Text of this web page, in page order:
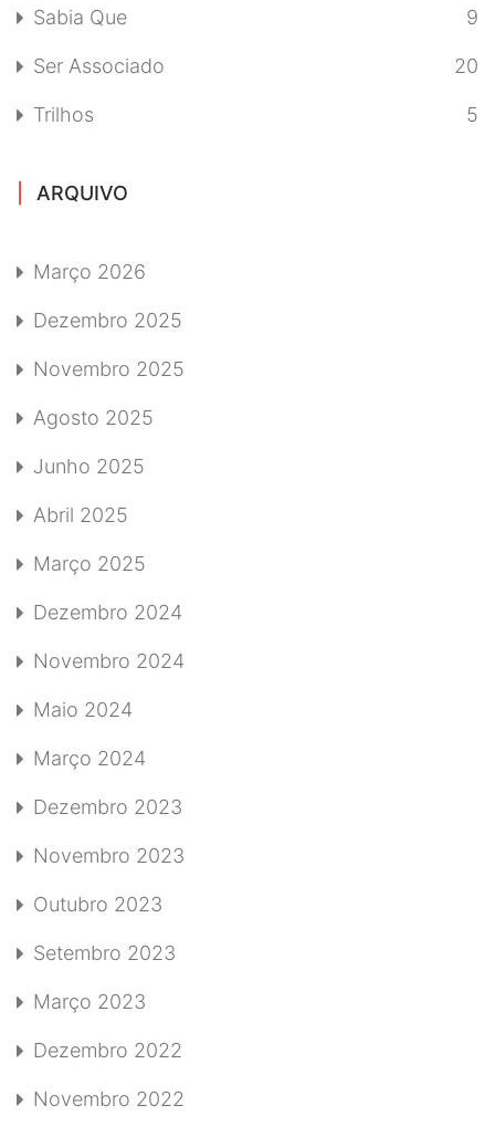
Sabia Que 9
Ser Associado 20
Trilhos 5
ARQUIVO
Março 2026
Dezembro 2025
Novembro 2025
Agosto 2025
Junho 2025
Abril 2025
Março 2025
Dezembro 2024
Novembro 2024
Maio 2024
Março 2024
Dezembro 2023
Novembro 2023
Outubro 2023
Setembro 2023
Março 2023
Dezembro 2022
Novembro 2022